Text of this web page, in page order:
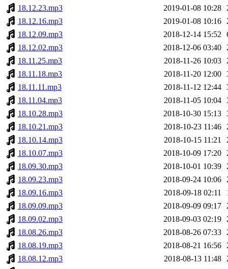
18.12.23.mp3
2019-01-08 10:28
18.12.16.mp3
2019-01-08 10:16
18.12.09.mp3
2018-12-14 15:52
18.12.02.mp3
2018-12-06 03:40
18.11.25.mp3
2018-11-26 10:03
18.11.18.mp3
2018-11-20 12:00
18.11.11.mp3
2018-11-12 12:44
18.11.04.mp3
2018-11-05 10:04
18.10.28.mp3
2018-10-30 15:13
18.10.21.mp3
2018-10-23 11:46
18.10.14.mp3
2018-10-15 11:21
18.10.07.mp3
2018-10-09 17:20
18.09.30.mp3
2018-10-01 10:39
18.09.23.mp3
2018-09-24 10:06
18.09.16.mp3
2018-09-18 02:11
18.09.09.mp3
2018-09-09 09:17
18.09.02.mp3
2018-09-03 02:19
18.08.26.mp3
2018-08-26 07:33
18.08.19.mp3
2018-08-21 16:56
18.08.12.mp3
2018-08-13 11:48